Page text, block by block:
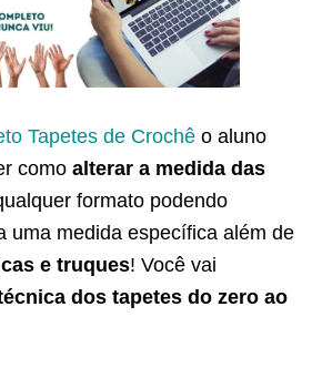
Tapetes de Crochê o aluno
como alterar a medida das
formato podendo
uma medida específica além de
e truques! Você vai
dos tapetes do zero ao